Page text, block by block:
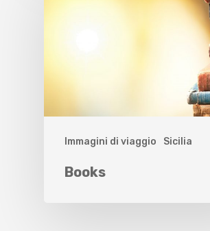
Immagini di viaggio Sicilia
Books